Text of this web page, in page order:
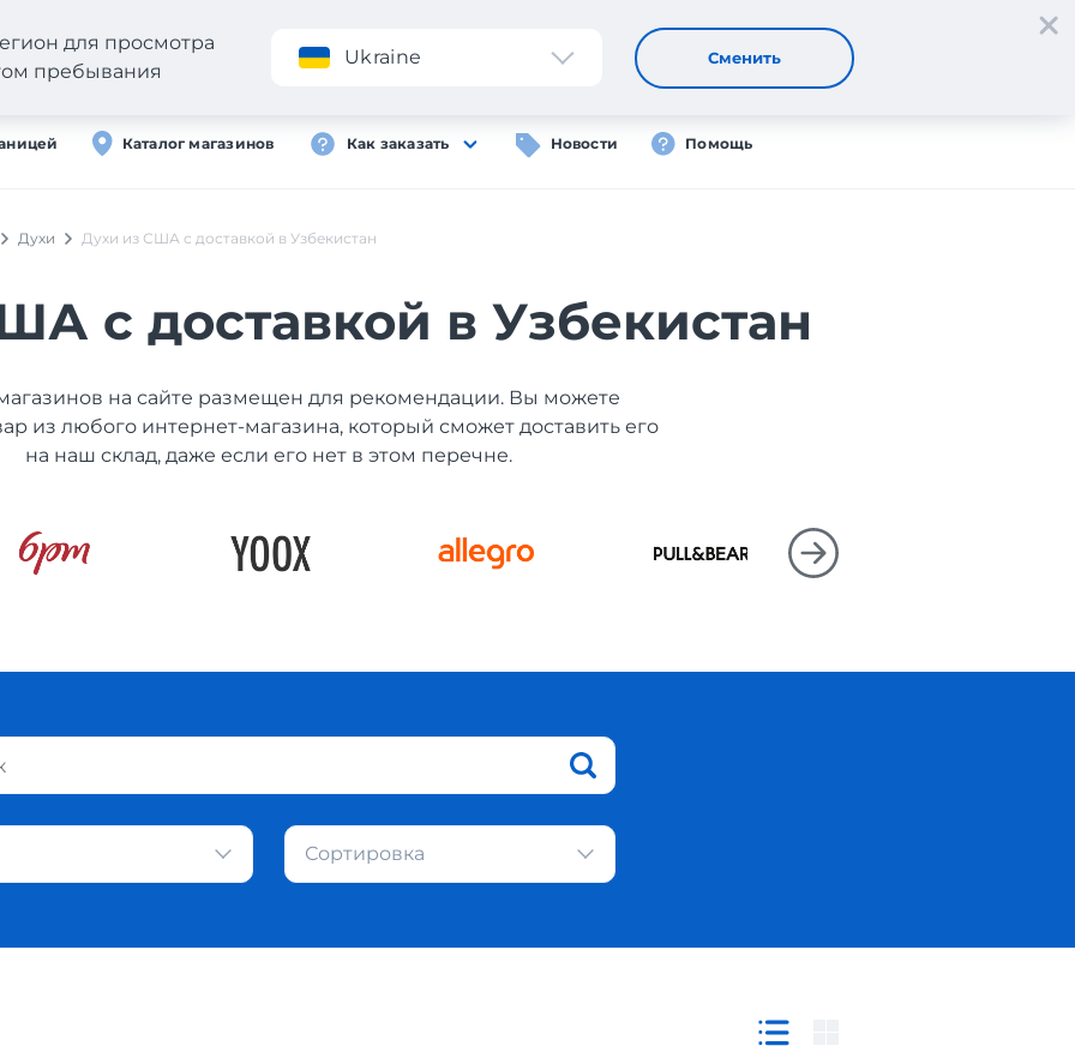
Приложение Регистрация Вход
Каталог магазинов Как заказать Новости Помощь
для просмотра
пребывания
Ukraine Сменить
Духи Духи из США с доставкой в Узбекистан
с доставкой в Узбекистан
на сайте размещен для рекомендации. Вы можете
из любого интернет-магазина, который сможет доставить его
на наш склад, даже если его нет в этом перечне.
Сортировка